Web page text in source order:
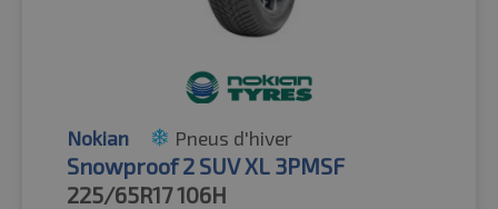
Nokian Pneus d'hiver
Snowproof 2 SUV XL 3PMSF
225/65R17106H